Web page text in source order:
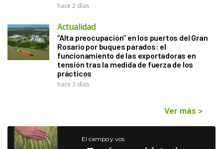
hace 2 días
Actualidad
“Alta preocupación” en los puertos del Gran
Rosario por buques parados: el
funcionamiento de las exportadoras en
tensión tras la medida de fuerza de los
prácticos
hace 3 días
Ver más >
El campo y vos